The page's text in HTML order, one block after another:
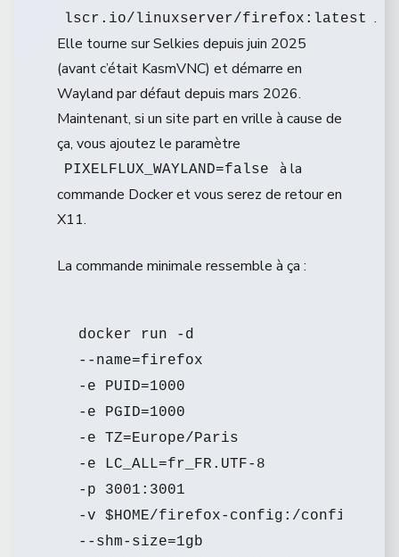
lscr.io/linuxserver/firefox:latest .
Elle tourne sur Selkies depuis juin 2025
(avant c’était KasmVNC) et démarre en
Wayland par défaut depuis mars 2026.
Maintenant, si un site part en vrille à cause de
ça, vous ajoutez le paramètre
PIXELFLUX_WAYLAND=false
à la
commande Docker et vous serez de retour en
X11.
La commande minimale ressemble à ça :
docker run -d
--name=firefox
-e PUID=1000
-e PGID=1000
-e TZ=Europe/Paris
-e LC_ALL=fr_FR.UTF-8
-p 3001:3001
-v $HOME/firefox-config:/config
--shm-size=1gb